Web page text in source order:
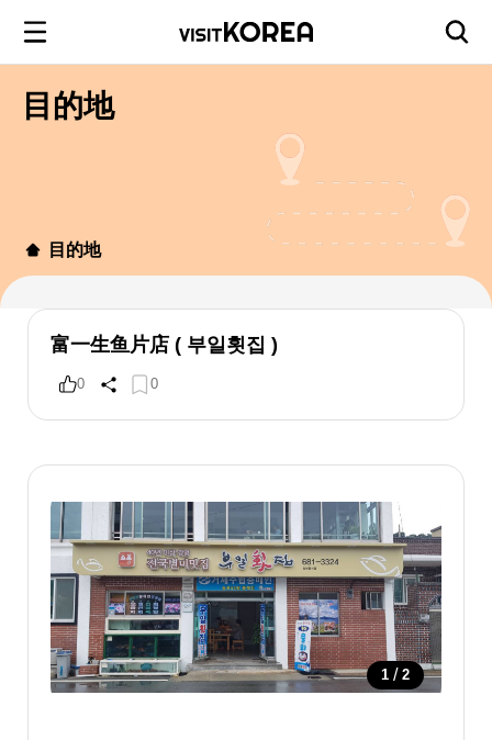
目的地
目的地
富一生鱼片店 ( 부일횟집 )
0 0
1 / 2